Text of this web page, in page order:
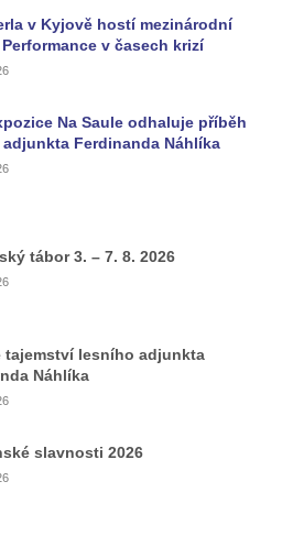
u kostela
Marie v
u kostela
v Lobendavě
vrchu u
v Krásné Lípě
Jana Křtitele v
z Assisi na
v Kyjově hostí mezinárodní
v časech krizí
Na Saule odhaluje příběh
Ferdinanda Náhlíka
tábor 3. – 7. 8. 2026
tajemství lesního adjunkta
Náhlíka
slavnosti 2026